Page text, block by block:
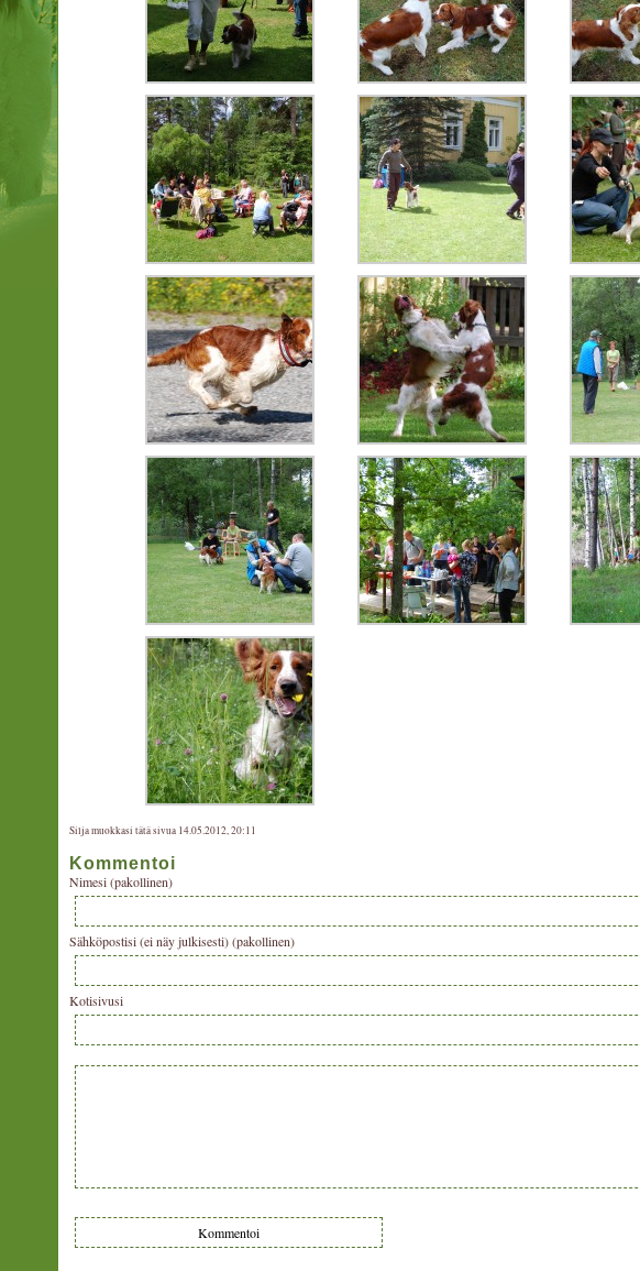
Silja muokkasi tätä sivua 14.05.2012, 20:11
Kommentoi
Nimesi (pakollinen)
Sähköpostisi (ei näy julkisesti) (pakollinen)
Kotisivusi